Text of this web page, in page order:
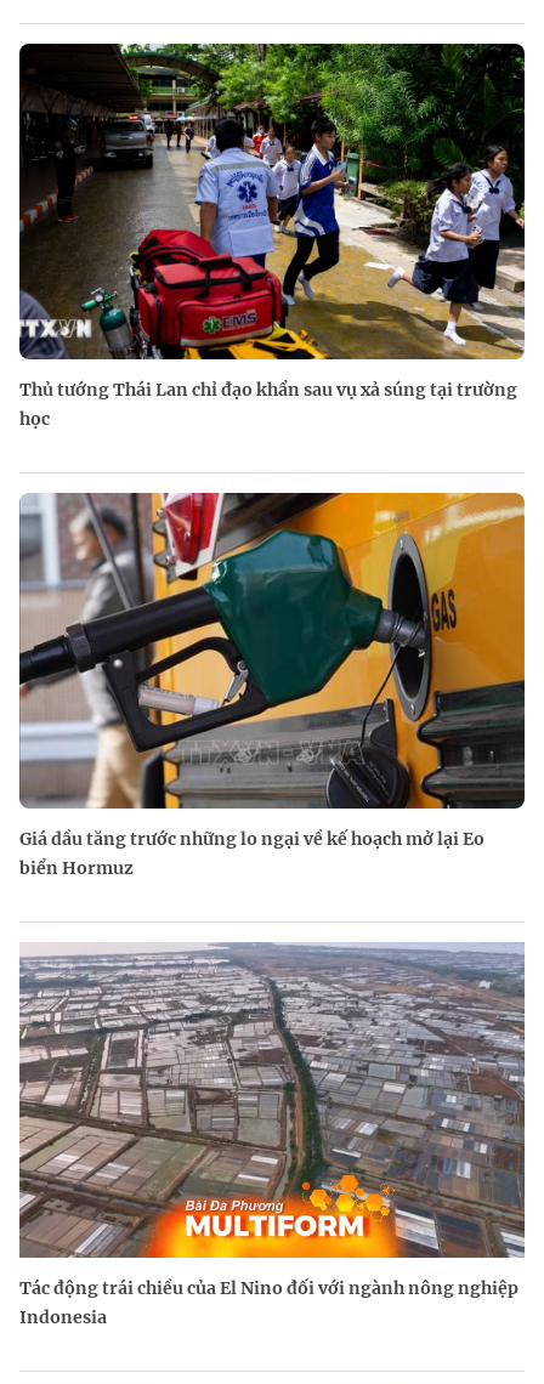
Thủ tướng Thái Lan chỉ đạo khẩn sau vụ xả súng tại trường
học
Giá dầu tăng trước những lo ngại về kế hoạch mở lại Eo
biển Hormuz
Tác động trái chiều của El Nino đối với ngành nông nghiệp
Indonesia